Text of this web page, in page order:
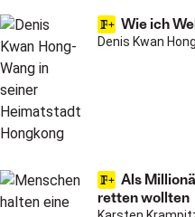
Wie ich
Denis Kwan
Als
retten wollten